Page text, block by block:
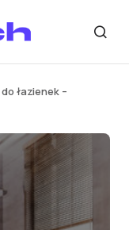
łazienek –